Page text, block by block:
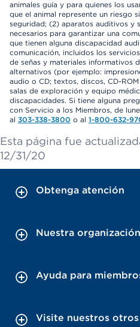
animales guía y para quienes los
que el animal represente un riesgo
seguridad; (2) aparatos auditivos y
necesarios para garantizar una
que tienen alguna discapacidad
comunicación, incluidos los
de señas y materiales informativos
alternativos (por ejemplo:
audio o CD; textos, discos, CD-
salas de exploración y equipo
discapacidades. Si tiene alguna
con Servicio a los Miembros, de
al 303-338-3800 o al 1-800-632-
Esta página fue
12/31/20
Obtenga atención
Nuestra organización
Ayuda para
Visite nuestros